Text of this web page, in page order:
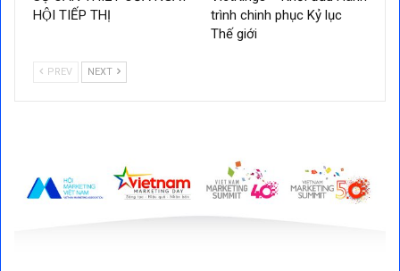
HỘI TIẾP THỊ
trình chinh phục Kỷ lục
Thế giới
PREV NEXT